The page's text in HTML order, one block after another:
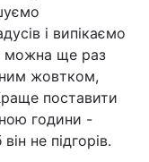
і випікаємо
можна ще раз
жовтком,
поставити
години -
не підгорів.